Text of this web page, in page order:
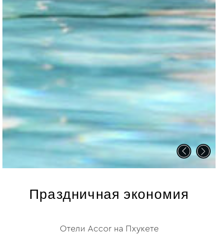
Праздничная экономия
Отели Accor на Пхукете